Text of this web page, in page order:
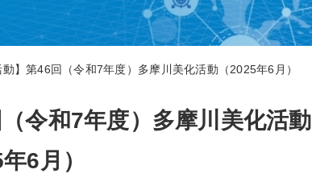
動】第46回（令和7年度）多摩川美化活動（2025年6月）
令和7年度）多摩川美化活動
6月）